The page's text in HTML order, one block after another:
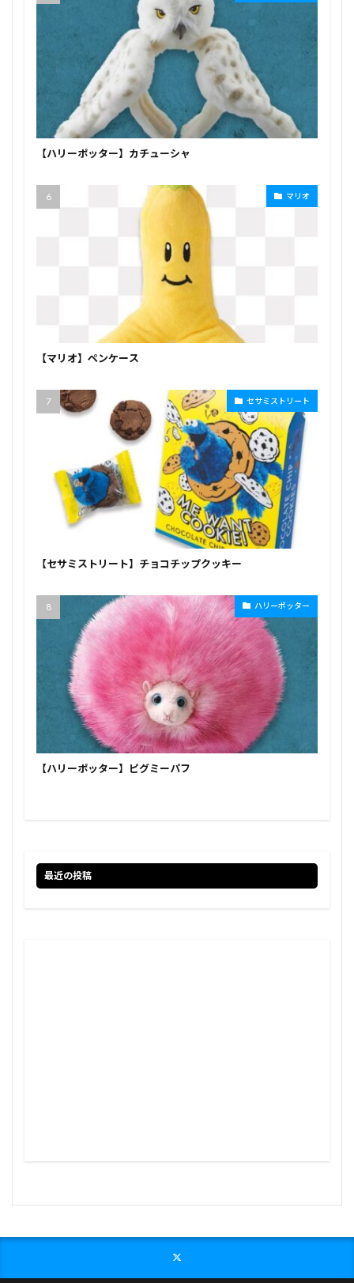
【ハリーポッター】カチューシャ
マリオ
【マリオ】ペンケース
セサミストリート
【セサミストリート】チョコチップクッキー
ハリーポッター
【ハリーポッター】ピグミーパフ
最近の投稿